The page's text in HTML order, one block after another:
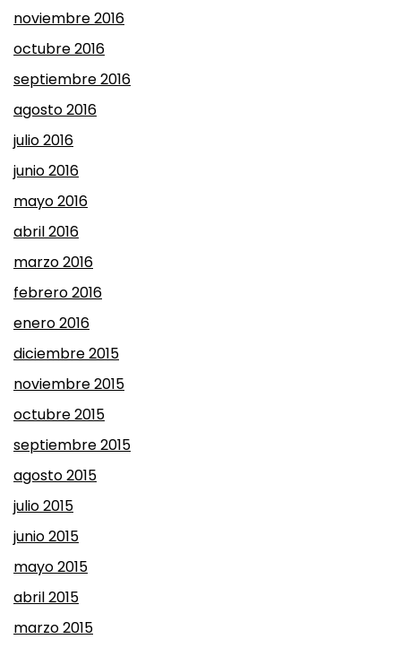
noviembre 2016
octubre 2016
septiembre 2016
agosto 2016
julio 2016
junio 2016
mayo 2016
abril 2016
marzo 2016
febrero 2016
enero 2016
diciembre 2015
noviembre 2015
octubre 2015
septiembre 2015
agosto 2015
julio 2015
junio 2015
mayo 2015
abril 2015
marzo 2015